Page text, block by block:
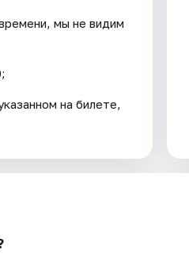
мы не видим
на билете,